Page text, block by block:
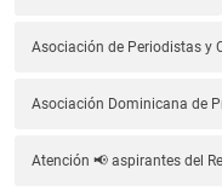
Asociación de Periodistas y
Asociación Dominicana de
Atención 📢 aspirantes del